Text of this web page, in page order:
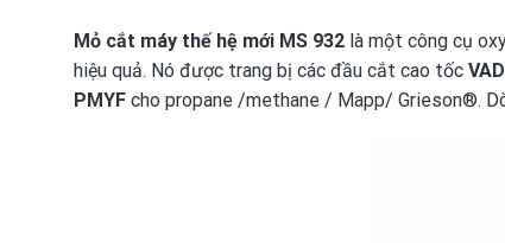
Mỏ cắt máy thế hệ mới MS 932 là một công cụ
hiệu quả. Nó được trang bị các đầu cắt cao tốc
PMYF cho propane /methane / Mapp/ Grieson®.